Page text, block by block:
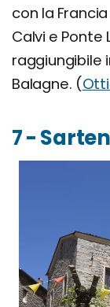
con la
Calvi e
raggiungibile
Balagne. (
7 -